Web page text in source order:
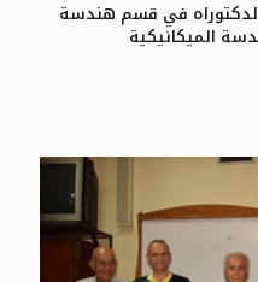
الدكتوراه في قسم هندسة
الميكانيكية